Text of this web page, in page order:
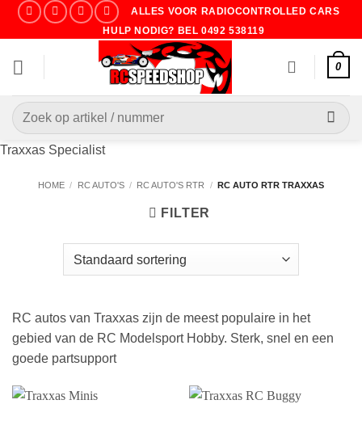
ALLES VOOR RADIOCONTROLLED CARS
HULP NODIG? BEL 0492 538119
0
Zoeken
naar:
Traxxas Specialist
HOME / RC AUTO'S / RC AUTO'S RTR / RC AUTO RTR TRAXXAS
FILTER
RC autos van Traxxas zijn de meest populaire in het
gebied van de RC Modelsport Hobby. Sterk, snel en een
goede partsupport